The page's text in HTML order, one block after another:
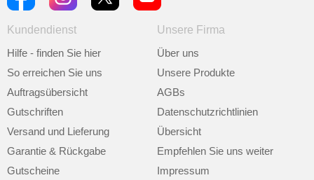
Kundendienst
Hilfe - finden Sie hier
So erreichen Sie uns
Auftragsübersicht
Gutschriften
Versand und Lieferung
Garantie & Rückgabe
Gutscheine
Unsere Firma
Über uns
Unsere Produkte
AGBs
Datenschutzrichtlinien
Übersicht
Empfehlen Sie uns weiter
Impressum